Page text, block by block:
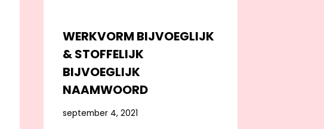
WERKVORM BIJVOEGLIJK
& STOFFELIJK
BIJVOEGLIJK
NAAMWOORD
september 4, 2021